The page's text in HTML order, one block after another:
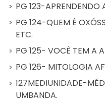
PG 123-APRENDENDO
PG 124-QUEM É
ETC.
PG 125- VOCÊ TEM A
PG 126- MITOLOGIA
127MEDIUNIDADE-
UMBANDA.